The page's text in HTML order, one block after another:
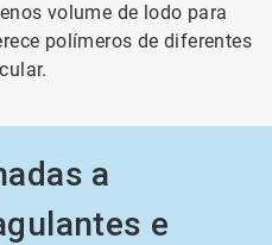
volume de lodo para
polímeros de diferentes
a
e